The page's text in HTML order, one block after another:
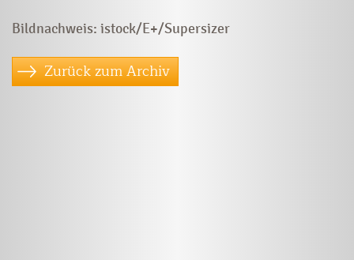
Bildnachweis: istock/E+/Supersizer
Zurück zum Archiv